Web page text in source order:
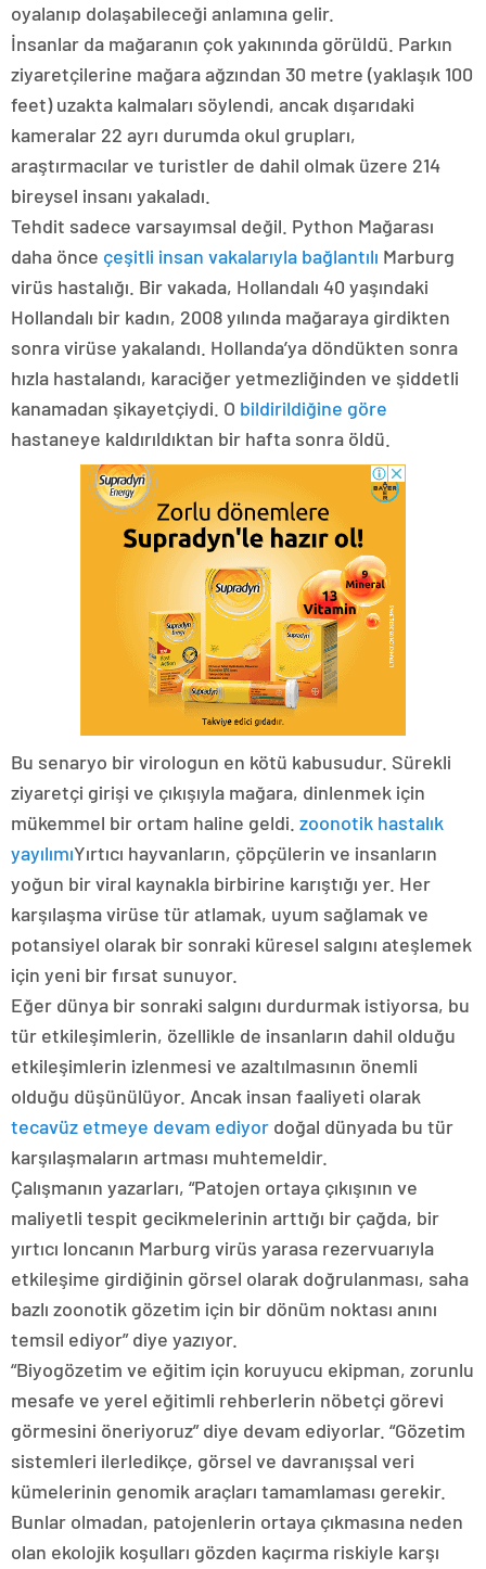
oyalanıp dolaşabileceği anlamına gelir.
İnsanlar da mağaranın çok yakınında görüldü. Parkın
ziyaretçilerine mağara ağzından 30 metre (yaklaşık 100
feet) uzakta kalmaları söylendi, ancak dışarıdaki
kameralar 22 ayrı durumda okul grupları,
araştırmacılar ve turistler de dahil olmak üzere 214
bireysel insanı yakaladı.
Tehdit sadece varsayımsal değil. Python Mağarası
daha önce çeşitli insan vakalarıyla bağlantılı Marburg
virüs hastalığı. Bir vakada, Hollandalı 40 yaşındaki
Hollandalı bir kadın, 2008 yılında mağaraya girdikten
sonra virüse yakalandı. Hollanda’ya döndükten sonra
hızla hastalandı, karaciğer yetmezliğinden ve şiddetli
kanamadan şikayetçiydi. O bildirildiğine göre
hastaneye kaldırıldıktan bir hafta sonra öldü.
Bu senaryo bir virologun en kötü kabusudur. Sürekli
ziyaretçi girişi ve çıkışıyla mağara, dinlenmek için
mükemmel bir ortam haline geldi. zoonotik hastalık
yayılımıYırtıcı hayvanların, çöpçülerin ve insanların
yoğun bir viral kaynakla birbirine karıştığı yer. Her
karşılaşma virüse tür atlamak, uyum sağlamak ve
potansiyel olarak bir sonraki küresel salgını ateşlemek
için yeni bir fırsat sunuyor.
Eğer dünya bir sonraki salgını durdurmak istiyorsa, bu
tür etkileşimlerin, özellikle de insanların dahil olduğu
etkileşimlerin izlenmesi ve azaltılmasının önemli
olduğu düşünülüyor. Ancak insan faaliyeti olarak
tecavüz etmeye devam ediyor doğal dünyada bu tür
karşılaşmaların artması muhtemeldir.
Çalışmanın yazarları, “Patojen ortaya çıkışının ve
maliyetli tespit gecikmelerinin arttığı bir çağda, bir
yırtıcı loncanın Marburg virüs yarasa rezervuarıyla
etkileşime girdiğinin görsel olarak doğrulanması, saha
bazlı zoonotik gözetim için bir dönüm noktası anını
temsil ediyor” diye yazıyor.
“Biyogözetim ve eğitim için koruyucu ekipman, zorunlu
mesafe ve yerel eğitimli rehberlerin nöbetçi görevi
görmesini öneriyoruz” diye devam ediyorlar. “Gözetim
sistemleri ilerledikçe, görsel ve davranışsal veri
kümelerinin genomik araçları tamamlaması gerekir.
Bunlar olmadan, patojenlerin ortaya çıkmasına neden
olan ekolojik koşulları gözden kaçırma riskiyle karşı